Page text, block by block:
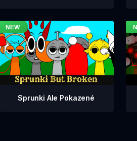
Sprunki Ale Pokazené